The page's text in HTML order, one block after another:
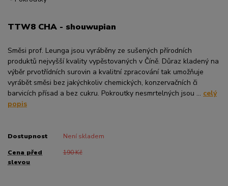
TTW8 CHA - shouwupian
Směsi prof. Leunga jsou vyráběny ze sušených přírodních
produktů nejvyšší kvality vypěstovaných v Číně. Důraz kladený na
výběr prvotřídních surovin a kvalitní zpracování tak umožňuje
vyrábět směsi bez jakýchkoliv chemických, konzervačních či
barvicích přísad a bez cukru. Pokroutky nesmrtelných jsou ... celý
popis
Dostupnost Není skladem
Cena před
slevou
190 Kč